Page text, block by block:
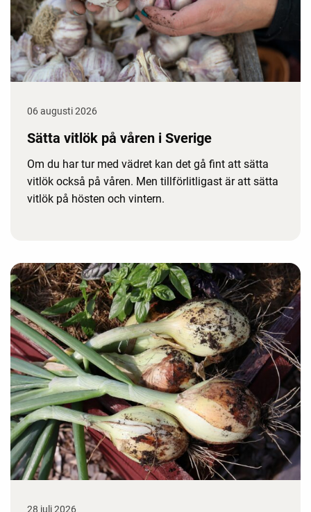
06 augusti 2026
Sätta vitlök på våren i Sverige
Om du har tur med vädret kan det gå fint att sätta
vitlök också på våren. Men tillförlitligast är att sätta
vitlök på hösten och vintern.
28 juli 2026